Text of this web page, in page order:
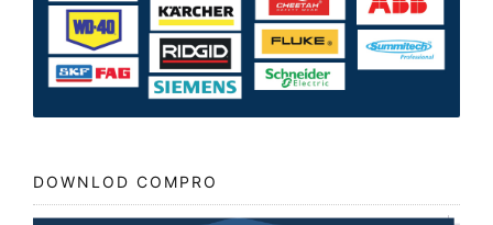
DOWNLOD COMPRO